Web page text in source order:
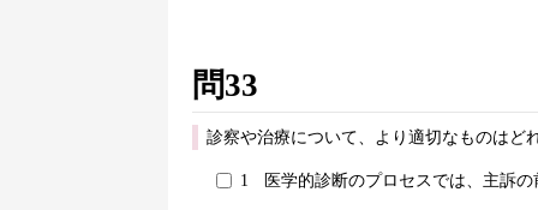
問33
診察や治療について、より適切なものはど
1 医学的診断のプロセスでは、主訴